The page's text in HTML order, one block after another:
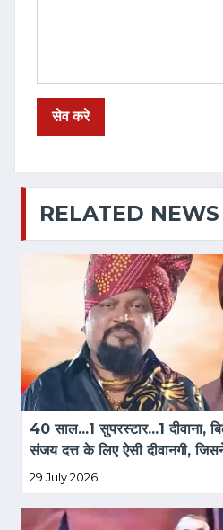
RELATED NEWS
40 साल...1 सुपरस्टार...1 दीवाना,
संजय दत्त के लिए ऐसी दीवानगी,
'असली संजू बाबा'
29 July 2026